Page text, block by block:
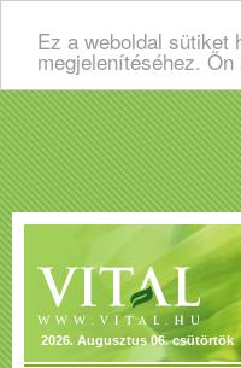
Ez a weboldal sütiket
megjelenítéséhez.
2026. Augusztus 06. csütörtök